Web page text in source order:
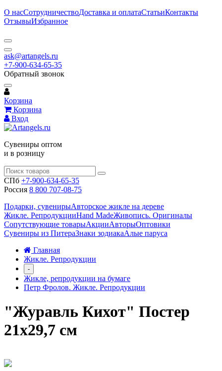
О насСотрудничествоДоставка и оплатаСтатьиКонтакты
ОтзывыИзбранное
ask@artangels.ru
+7-900-634-65-35
Обратный звонок
Корзина
Корзина
Вход
Сувениры оптом
и в розницу
СПб +7-900-634-65-35
Россия 8 800 707-08-75
Подарки, сувенирыАвторское жикле на дереве
Жикле. РепродукцииHand MadeЖивопись. Оригиналы
Сопутствующие товарыАкцииАвторыОптовики
Сувениры из ПитераЗнаки зодиакаАлые паруса
Главная
Жикле. Репродукции
-
Жикле, репродукции на бумаге
Петр Фролов. Жикле. Репродукции
"Журавль Кихот" Постер
21х29,7 см